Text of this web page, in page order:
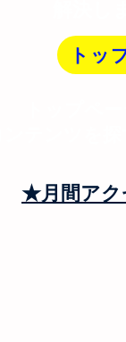
トッ
★月間ア